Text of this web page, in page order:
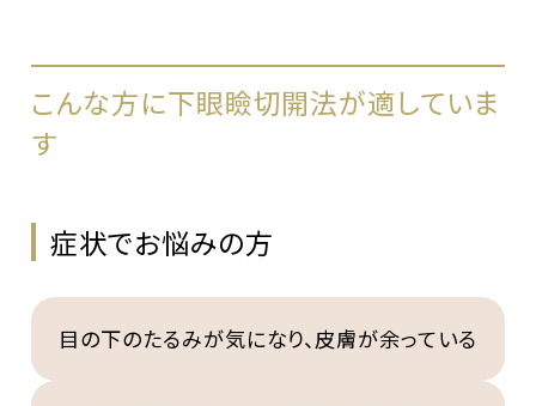
こんな方に下眼瞼切開法が適していま
す
症状でお悩みの方
目の下のたるみが気になり、皮膚が余っている